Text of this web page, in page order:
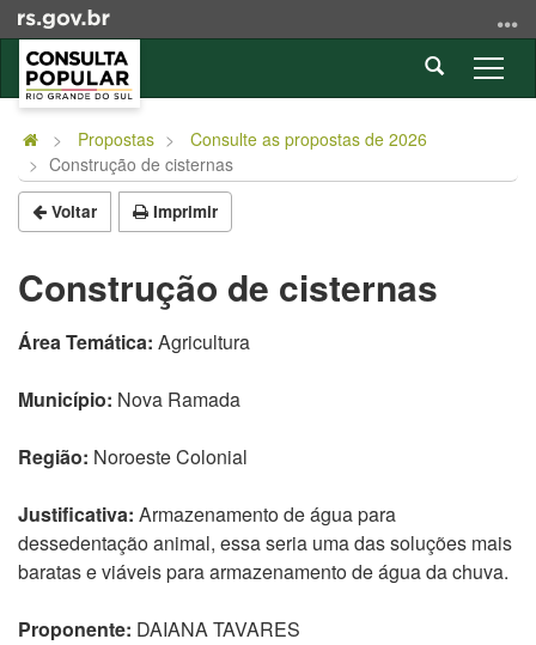
para
conteúdo
para
menu
para
busca
a
Abrir
a
Início
conteúdo
Propostas
Consulte as propostas de 2026
Construção de cisternas
Voltar Imprimir
Construção de cisternas
Área Temática: Agricultura
Município: Nova Ramada
Região: Noroeste Colonial
Justificativa: Armazenamento de água para
dessedentação animal, essa seria uma das soluções mais
baratas e viáveis para armazenamento de água da chuva.
Proponente: DAIANA TAVARES